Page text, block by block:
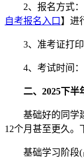
2、报名方式：
自考报名入口 】进
3、准考证打印
4、考试时间：
二、2025下半
基础好的同学建
12个月甚至更久。
基础学习阶段(